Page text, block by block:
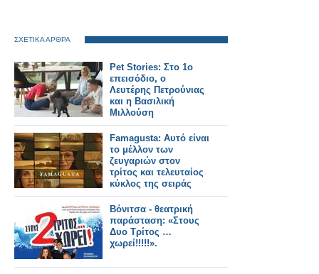
ΣΧΕΤΙΚΑ ΑΡΘΡΑ
Pet Stories: Στο 1ο
επεισόδιο, ο
Λευτέρης Πετρούνιας
και η Βασιλική
Μιλλούση
Famagusta: Αυτό είναι
το μέλλον των
ζευγαριών στον
τρίτος και τελευταίος
κύκλος της σειράς
Βόνιτσα - θεατρική
παράσταση: «Στους
Δυο Τρίτος …
χωρεί!!!!!».